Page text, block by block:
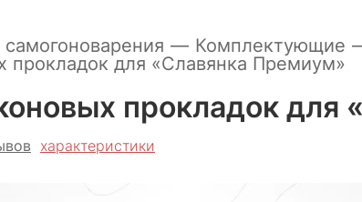
— Комплектующие
прокладок для «Славянка Премиум»
прокладок для
характеристики